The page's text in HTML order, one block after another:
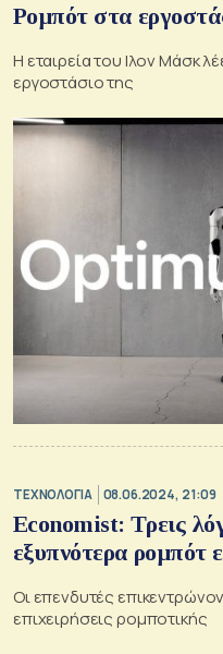
Ρομπότ στα
Η εταιρεία του Ιλον Μάσκ
εργοστάσιο της
ΤΕΧΝΟΛΟΓΙΑ 08.06.2024, 21:09
Economist: Τρεις
εξυπνότερα ρομπότ
Οι επενδυτές
επιχειρήσεις ρομποτικής